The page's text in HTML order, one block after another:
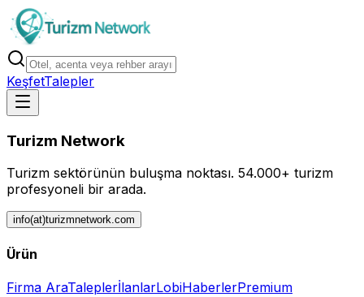
KeşfetTalepler
Turizm Network
Turizm sektörünün buluşma noktası. 54.000+ turizm
profesyoneli bir arada.
info(at)turizmnetwork.com
Ürün
Firma AraTaleplerİlanlarLobiHaberlerPremium